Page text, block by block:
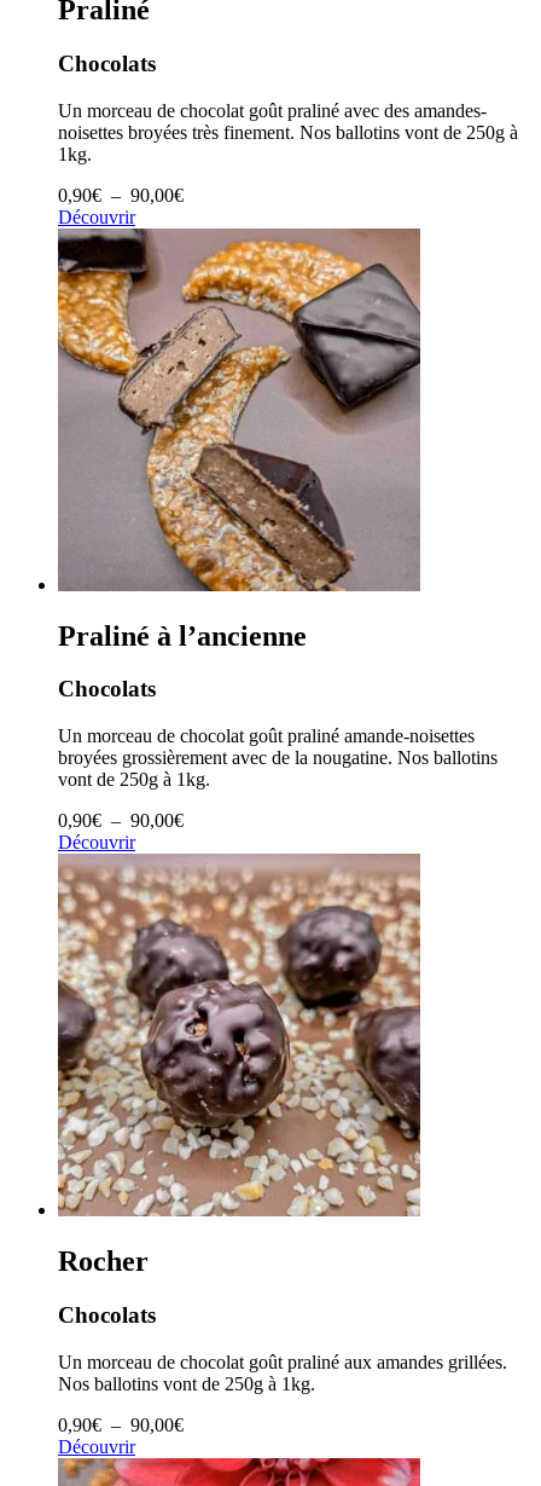
Praliné
Chocolats
Un morceau de chocolat goût praliné avec des amandes-
noisettes broyées très finement. Nos ballotins vont de 250g à
1kg.
0,90€ – 90,00€Plage
0,90€
à
90,00€
Découvrir
Praliné à l’ancienne
Chocolats
Un morceau de chocolat goût praliné amande-noisettes
broyées grossièrement avec de la nougatine. Nos ballotins
vont de 250g à 1kg.
0,90€ – 90,00€Plage
prix :
0,90€
à
90,00€
Découvrir
Rocher
Chocolats
Un morceau de chocolat goût praliné aux amandes grillées.
Nos ballotins vont de 250g à 1kg.
0,90€ – 90,00€Plage
prix :
Découvrir